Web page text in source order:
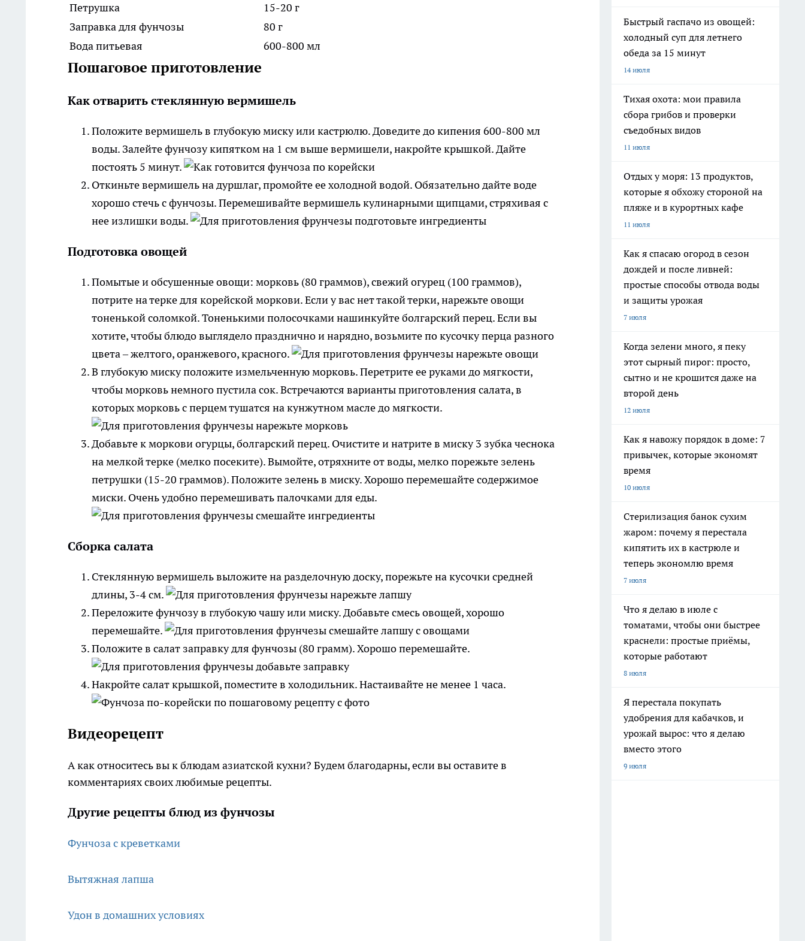
Петрушка
15-20 г
Заправка для фунчозы
80 г
Вода питьевая
600-800 мл
Пошаговое приготовление
Как отварить стеклянную вермишель
Положите вермишель в глубокую миску или кастрюлю. Доведите до кипения 600-800 мл
воды. Залейте фунчозу кипятком на 1 см выше вермишели, накройте крышкой. Дайте
постоять 5 минут.
Откиньте вермишель на дуршлаг, промойте ее холодной водой. Обязательно дайте воде
хорошо стечь с фунчозы. Перемешивайте вермишель кулинарными щипцами, стряхивая с
нее излишки воды.
Подготовка овощей
Помытые и обсушенные овощи: морковь (80 граммов), свежий огурец (100 граммов),
потрите на терке для корейской моркови. Если у вас нет такой терки, нарежьте овощи
тоненькой соломкой. Тоненькими полосочками нашинкуйте болгарский перец. Если вы
хотите, чтобы блюдо выглядело празднично и нарядно, возьмите по кусочку перца разного
цвета – желтого, оранжевого, красного.
В глубокую миску положите измельченную морковь. Перетрите ее руками до мягкости,
чтобы морковь немного пустила сок. Встречаются варианты приготовления салата, в
которых морковь с перцем тушатся на кунжутном масле до мягкости.
Добавьте к моркови огурцы, болгарский перец. Очистите и натрите в миску 3 зубка чеснока
на мелкой терке (мелко посеките). Вымойте, отряхните от воды, мелко порежьте зелень
петрушки (15-20 граммов). Положите зелень в миску. Хорошо перемешайте содержимое
миски. Очень удобно перемешивать палочками для еды.
Сборка салата
Стеклянную вермишель выложите на разделочную доску, порежьте на кусочки средней
длины, 3-4 см.
Переложите фунчозу в глубокую чашу или миску. Добавьте смесь овощей, хорошо
перемешайте.
Положите в салат заправку для фунчозы (80 грамм). Хорошо перемешайте.
Накройте салат крышкой, поместите в холодильник. Настаивайте не менее 1 часа.
Видеорецепт
А как относитесь вы к блюдам азиатской кухни? Будем благодарны, если вы оставите в
комментариях своих любимые рецепты.
Другие рецепты блюд из фунчозы
Фунчоза с креветками
Вытяжная лапша
Удон в домашних условиях
Быстрый гаспачо из овощей:
холодный суп для летнего
обеда за 15 минут
14 июля
Тихая охота: мои правила
сбора грибов и проверки
съедобных видов
11 июля
Отдых у моря: 13 продуктов,
которые я обхожу стороной на
пляже и в курортных кафе
11 июля
Как я спасаю огород в сезон
дождей и после ливней:
простые способы отвода воды
и защиты урожая
7 июля
Когда зелени много, я пеку
этот сырный пирог: просто,
сытно и не крошится даже на
второй день
12 июля
Как я навожу порядок в доме: 7
привычек, которые экономят
время
10 июля
Стерилизация банок сухим
жаром: почему я перестала
кипятить их в кастрюле и
теперь экономлю время
7 июля
Что я делаю в июле с
томатами, чтобы они быстрее
краснели: простые приёмы,
которые работают
8 июля
Я перестала покупать
удобрения для кабачков, и
урожай вырос: что я делаю
вместо этого
9 июля